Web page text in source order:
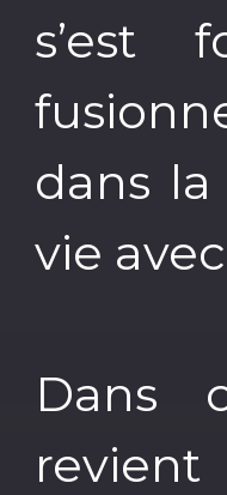
s’est
dans
vie
Dans
revient